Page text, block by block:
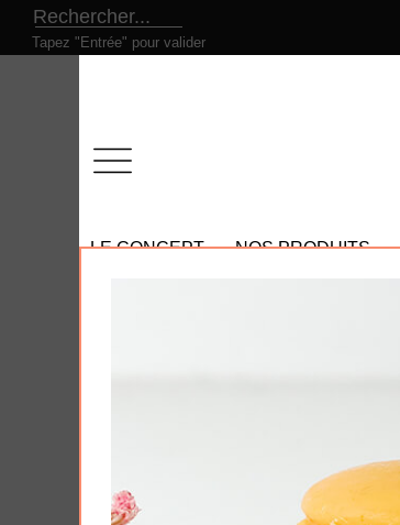
Tapez "Entrée" pour valider
LE CONCEPT NOS PRODUITS